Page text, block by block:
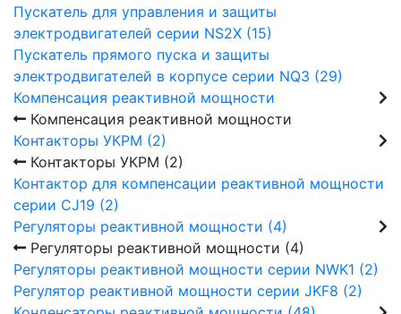
Пускатель для управления и защиты
электродвигателей серии NS2X (15)
Пускатель прямого пуска и защиты
электродвигателей в корпусе серии NQ3 (29)
Компенсация реактивной мощности
Компенсация реактивной мощности
Контакторы УКРМ (2)
Контакторы УКРМ (2)
Контактор для компенсации реактивной мощности
серии CJ19 (2)
Регуляторы реактивной мощности (4)
Регуляторы реактивной мощности (4)
Регуляторы реактивной мощности серии NWK1 (2)
Регулятор реактивной мощности серии JKF8 (2)